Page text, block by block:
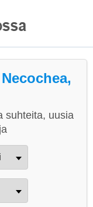
suhteita, uusia